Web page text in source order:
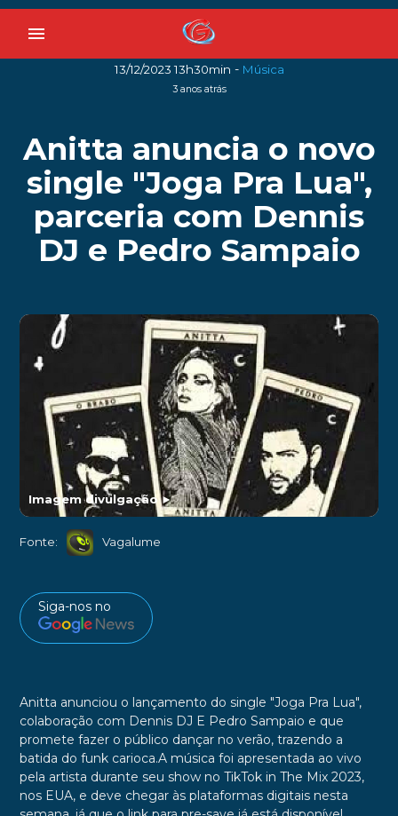
menu
13/12/2023 13h30min - Música
3 anos atrás
Anitta anuncia o novo
single "Joga Pra Lua",
parceria com Dennis
DJ e Pedro Sampaio
Imagem divulgação►
Fonte: Vagalume
Siga-nos no
Anitta anunciou o lançamento do single "Joga Pra Lua",
colaboração com Dennis DJ E Pedro Sampaio e que
promete fazer o público dançar no verão, trazendo a
batida do funk carioca.A música foi apresentada ao vivo
pela artista durante seu show no TikTok in The Mix 2023,
nos EUA, e deve chegar às plataformas digitais nesta